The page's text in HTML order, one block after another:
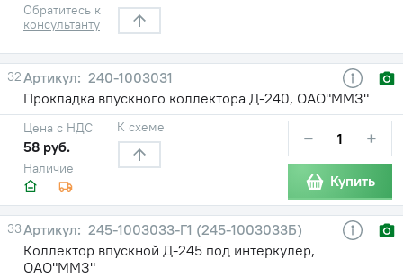
Обратитесь к
консультанту
32
240-1003031
Прокладка впускного коллектора Д-240, ОАО"ММЗ"
Наличие
Цена с НДС
58 руб.
К схеме − +
Купить
33
245-1003033-Г1 (245-1003033Б)
Коллектор впускной Д-245 под интеркулер,
ОАО"ММЗ"